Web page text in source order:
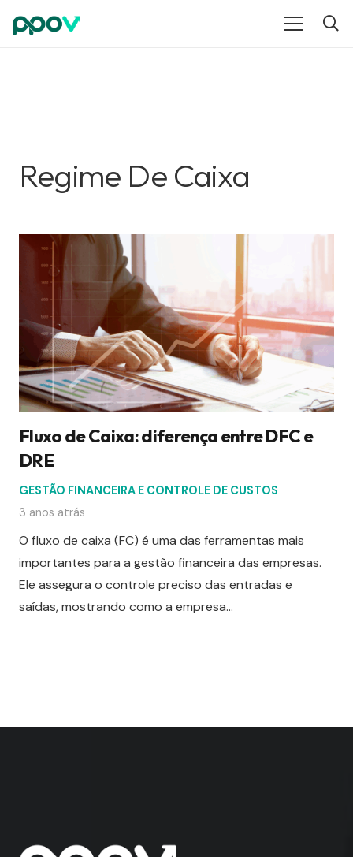
Regime De Caixa
Fluxo de Caixa: diferença entre DFC e
DRE
GESTÃO FINANCEIRA E CONTROLE DE CUSTOS
3 anos atrás
O fluxo de caixa (FC) é uma das ferramentas mais
importantes para a gestão financeira das empresas.
Ele assegura o controle preciso das entradas e
saídas, mostrando como a empresa…